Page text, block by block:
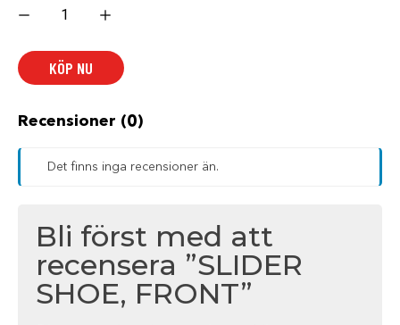
SHOE,
KÖP NU
Recensioner (0)
Det finns inga recensioner än.
Bli först med att
recensera ”SLIDER
SHOE, FRONT”